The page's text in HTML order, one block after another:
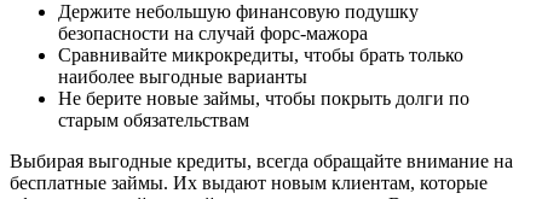
Держите небольшую финансовую подушку
безопасности на случай форс-мажора
Сравнивайте микрокредиты, чтобы брать только
наиболее выгодные варианты
Не берите новые займы, чтобы покрыть долги по
старым обязательствам
Выбирая выгодные кредиты, всегда обращайте внимание на
бесплатные займы. Их выдают новым клиентам, которые